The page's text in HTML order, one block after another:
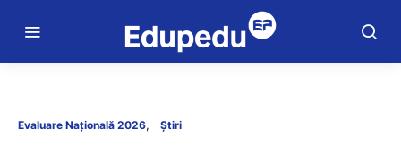
Evaluare Națională 2026 Știri